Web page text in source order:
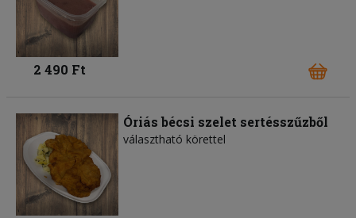
2 490 Ft
Óriás bécsi szelet sertésszűzből
választható körettel